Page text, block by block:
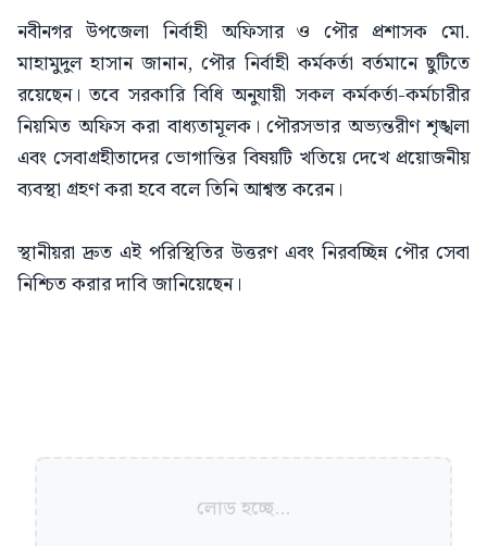
নবীনগর উপজেলা নির্বাহী অফিসার ও পৌর প্রশাসক মো.
মাহামুদুল হাসান জানান, পৌর নির্বাহী কর্মকর্তা বর্তমানে ছুটিতে
রয়েছেন। তবে সরকারি বিধি অনুযায়ী সকল কর্মকর্তা-কর্মচারীর
নিয়মিত অফিস করা বাধ্যতামূলক। পৌরসভার অভ্যন্তরীণ শৃঙ্খলা
এবং সেবাগ্রহীতাদের ভোগান্তির বিষয়টি খতিয়ে দেখে প্রয়োজনীয়
ব্যবস্থা গ্রহণ করা হবে বলে তিনি আশ্বস্ত করেন।
স্থানীয়রা দ্রুত এই পরিস্থিতির উত্তরণ এবং নিরবচ্ছিন্ন পৌর সেবা
নিশ্চিত করার দাবি জানিয়েছেন।
লোড হচ্ছে...